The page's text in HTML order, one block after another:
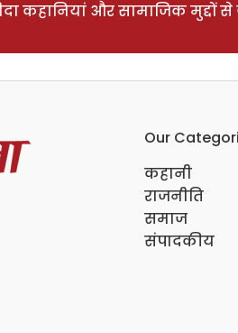
कहानियां और सामाजिक मुद्दों
Our
कहानी
राजनीति
समाज
संपादकीय